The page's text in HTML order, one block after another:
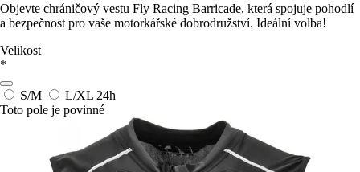
Objevte chráničový vestu Fly Racing Barricade, která spojuje pohodlí
a bezpečnost pro vaše motorkářské dobrodružství. Ideální volba!
Velikost
*
S/M L/XL 24h
Toto pole je povinné